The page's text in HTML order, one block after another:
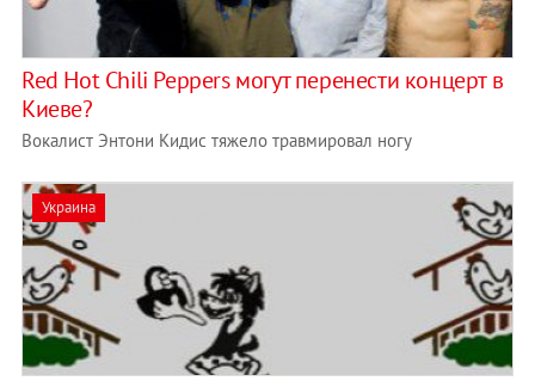
Red Hot Chili Peppers могут перенести концерт в
Киеве?
Вокалист Энтони Кидис тяжело травмировал ногу
Украина